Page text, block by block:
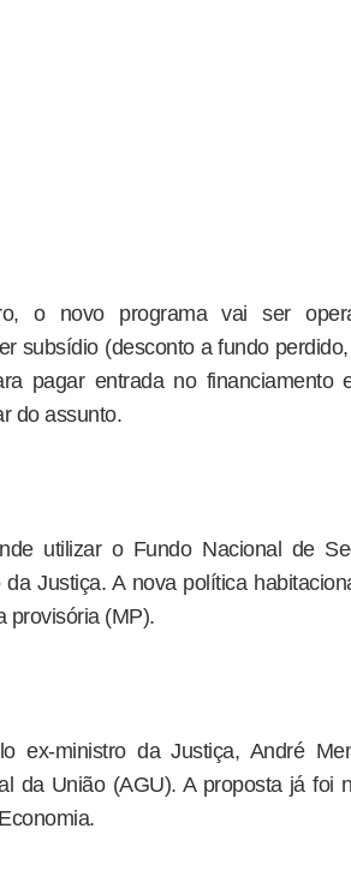
o novo programa vai ser
subsídio (desconto a fundo
pagar entrada no financiamento
do assunto.
utilizar o Fundo Nacional de
Justiça. A nova política
provisória (MP).
ex-ministro da Justiça, André
da União (AGU). A proposta já foi